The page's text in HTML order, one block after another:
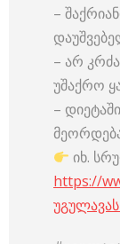
–
– არ
უშაქრო
–
იხ.
https://